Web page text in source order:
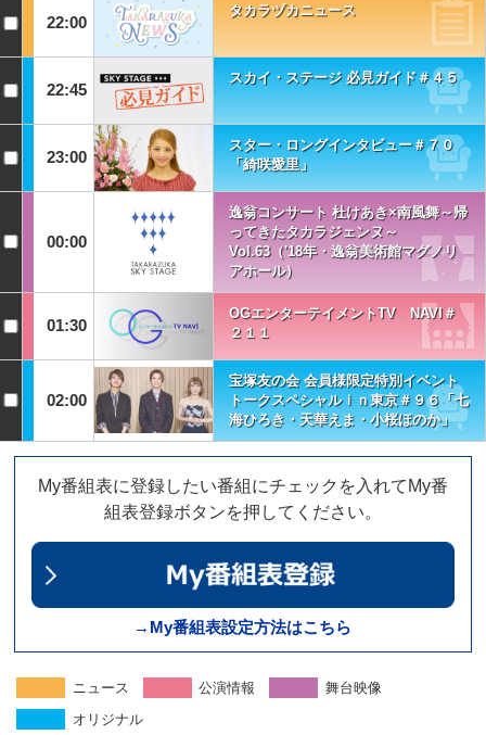
22:00
タカラヅカニュース
22:45
スカイ・ステージ 必見ガイド＃４５
23:00
スター・ロングインタビュー＃７０
「綺咲愛里」
00:00
逸翁コンサート 杜けあき×南風舞～帰
ってきたタカラジェンヌ～
Vol.63（'18年・逸翁美術館マグノリ
アホール）
01:30
OGエンターテイメントTV NAVI＃
２１１
02:00
宝塚友の会 会員様限定特別イベント
トークスペシャルｉｎ東京＃９６「七
海ひろき・天華えま・小桜ほのか」
My番組表に登録したい番組にチェックを入れてMy番
組表登録ボタンを押してください。
→My番組表設定方法はこちら
ニュース 公演情報
舞台映像
オリジナル